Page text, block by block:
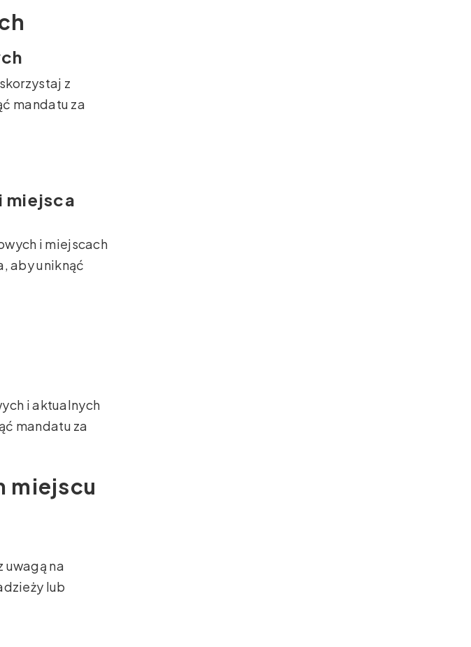
z
mandatu za
miejsca
i miejscach
aby uniknąć
i aktualnych
mandatu za
miejscu
uwagą na
lub